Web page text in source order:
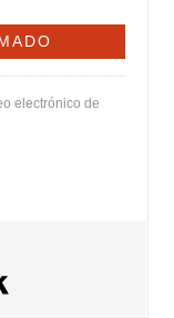
electrónico de